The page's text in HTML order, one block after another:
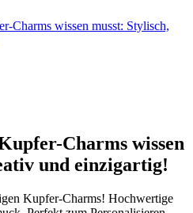
Charms wissen musst: Stylisch,
Charms wissen
und einzigartig!
Kupfer-Charms! Hochwertige